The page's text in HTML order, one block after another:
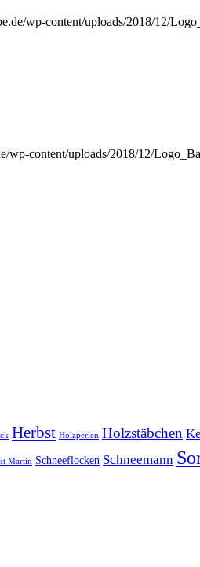
wp-content/uploads/2018/12/
wp-content/uploads/2018/12/
Herbst Holzperlen Holzstäbchen
Martin Schneeflocken Schneemann